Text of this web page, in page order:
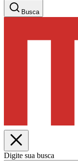
Busca
Digite sua busca